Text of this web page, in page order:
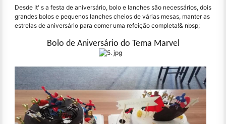
Desde It' s a festa de aniversário, bolo e lanches são necessários, dois
grandes bolos e pequenos lanches cheios de várias mesas, manter as
estrelas de aniversário para comer uma refeição completa!& nbsp;
Bolo de Aniversário do Tema Marvel